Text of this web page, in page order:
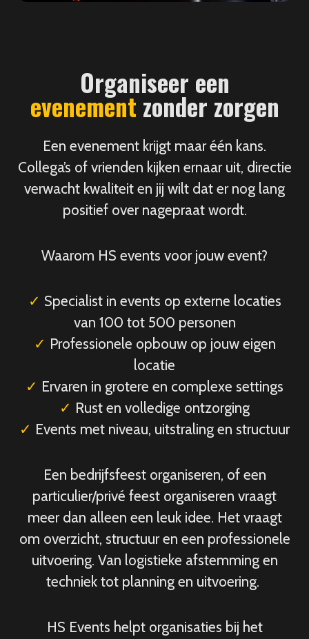
Organiseer een
evenement zonder zorgen
Een evenement krijgt maar één kans.
Collega’s of vrienden kijken ernaar uit, directie
verwacht kwaliteit en jij wilt dat er nog lang
positief over nagepraat wordt.
Waarom HS events voor jouw event?
✓ Specialist in events op externe locaties
van 100 tot 500 personen
✓ Professionele opbouw op jouw eigen
locatie
✓ Ervaren in grotere en complexe settings
✓ Rust en volledige ontzorging
✓ Events met niveau, uitstraling en structuur
Een bedrijfsfeest organiseren, of een
particulier/privé feest organiseren vraagt
meer dan alleen een leuk idee. Het vraagt
om overzicht, structuur en een professionele
uitvoering. Van logistieke afstemming en
techniek tot planning en uitvoering.
HS Events helpt organisaties bij het